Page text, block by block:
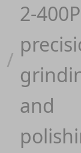
/
2-400P
and